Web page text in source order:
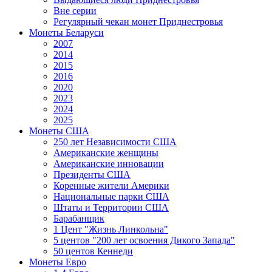
Вне серии
Регулярный чекан монет Приднестровья
Монеты Беларуси
2007
2014
2015
2016
2020
2023
2024
2025
Монеты США
250 лет Независимости США
Американские женщины
Американские инновации
Президенты США
Коренные жители Америки
Национальные парки США
Штаты и Территории США
Барабанщик
1 Цент "Жизнь Линкольна"
5 центов "200 лет освоения Дикого Запада"
50 центов Кеннеди
Монеты Евро